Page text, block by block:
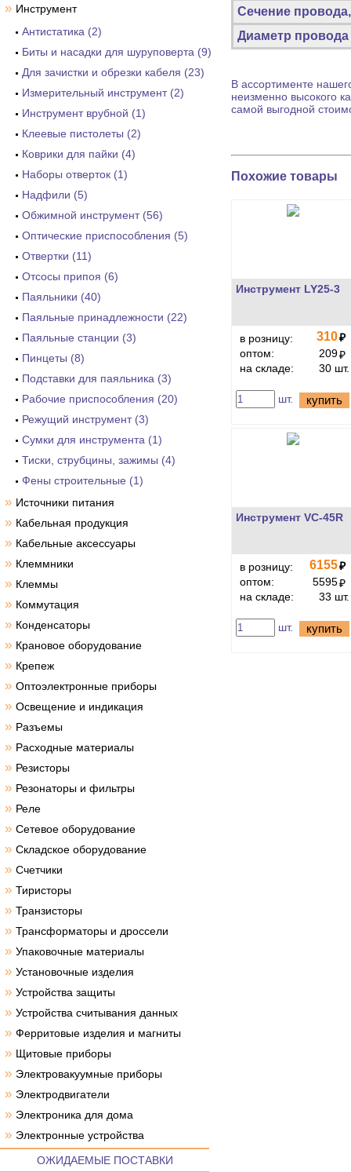
» Инструмент
Антистатика (2)
Биты и насадки для шуруповерта (9)
Для зачистки и обрезки кабеля (23)
Измерительный инструмент (2)
Инструмент врубной (1)
Клеевые пистолеты (2)
Коврики для пайки (4)
Наборы отверток (1)
Надфили (5)
Обжимной инструмент (56)
Оптические приспособления (5)
Отвертки (11)
Отсосы припоя (6)
Паяльники (40)
Паяльные принадлежности (22)
Паяльные станции (3)
Пинцеты (8)
Подставки для паяльника (3)
Рабочие приспособления (20)
Режущий инструмент (3)
Сумки для инструмента (1)
Тиски, струбцины, зажимы (4)
Фены строительные (1)
» Источники питания
» Кабельная продукция
» Кабельные аксессуары
» Клеммники
» Клеммы
» Коммутация
» Конденсаторы
» Крановое оборудование
» Крепеж
» Оптоэлектронные приборы
» Освещение и индикация
» Разъемы
» Расходные материалы
» Резисторы
» Резонаторы и фильтры
» Реле
» Сетевое оборудование
» Складское оборудование
» Счетчики
» Тиристоры
» Транзисторы
» Трансформаторы и дроссели
» Упаковочные материалы
» Установочные изделия
» Устройства защиты
» Устройства считывания данных
» Ферритовые изделия и магниты
» Щитовые приборы
» Электровакуумные приборы
» Электродвигатели
» Электроника для дома
» Электронные устройства
ОЖИДАЕМЫЕ ПОСТАВКИ
Сечение
Диаметр провода
В ассортименте
неизменно высокого
самой выгодной
Похожие товары
Инструмент LY25-3
в розницу: 310₽
оптом:
209₽
на складе:
30 шт.
шт. купить
Инструмент VC-45R
в розницу: 6155₽
оптом:
5595₽
на складе:
33 шт.
шт. купить